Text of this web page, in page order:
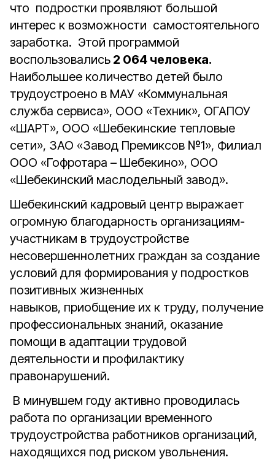
что подростки проявляют большой
интерес к возможности самостоятельного
заработка. Этой программой
воспользовались 2 064 человека.
Наибольшее количество детей было
трудоустроено в МАУ «Коммунальная
служба сервиса», ООО «Техник», ОГАПОУ
«ШАРТ», ООО «Шебекинские тепловые
сети», ЗАО «Завод Премиксов №1», Филиал
ООО «Гофротара – Шебекино», ООО
«Шебекинский маслодельный завод».
Шебекинский кадровый центр выражает
огромную благодарность организациям-
участникам в трудоустройстве
несовершеннолетних граждан за создание
условий для формирования у подростков
позитивных жизненных
навыков, приобщение их к труду, получение
профессиональных знаний, оказание
помощи в адаптации трудовой
деятельности и профилактику
правонарушений.
В минувшем году активно проводилась
работа по организации временного
трудоустройства работников организаций,
находящихся под риском увольнения.